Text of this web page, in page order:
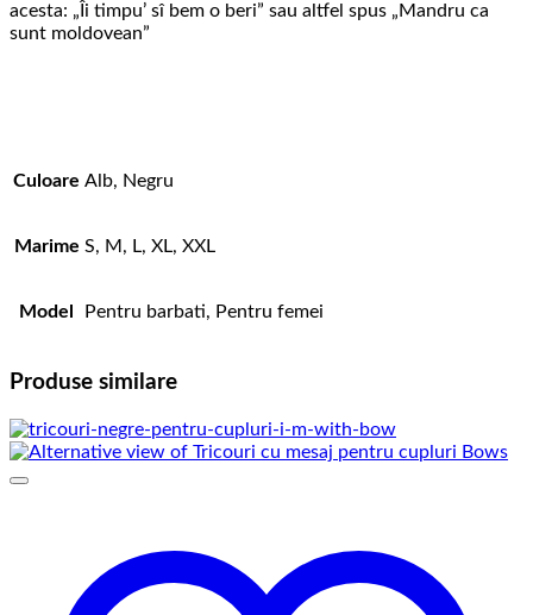
acesta: „Îi timpu’ sî bem o beri” sau altfel spus „Mandru ca
sunt moldovean”
Culoare Alb, Negru
Marime S, M, L, XL, XXL
Model Pentru barbati, Pentru femei
Produse similare